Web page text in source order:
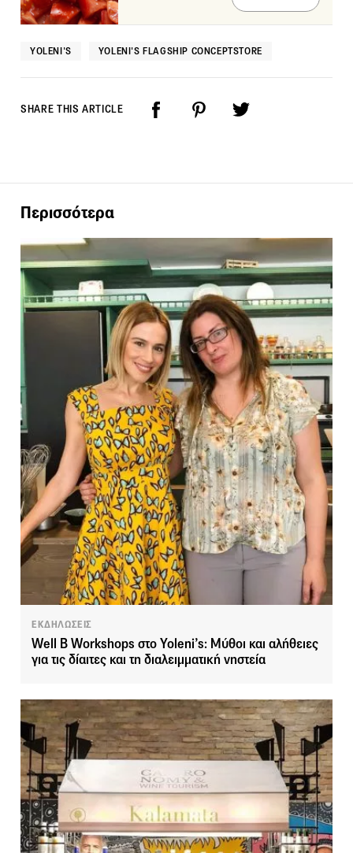
YOLENI'S YOLENI'S FLAGSHIP CONCEPTSTORE
SHARE THIS ARTICLE
Περισσότερα
ΕΚΔΗΛΩΣΕΙΣ
Well B Workshops στο Yoleni’s: Μύθοι και αλήθειες
για τις δίαιτες και τη διαλειμματική νηστεία